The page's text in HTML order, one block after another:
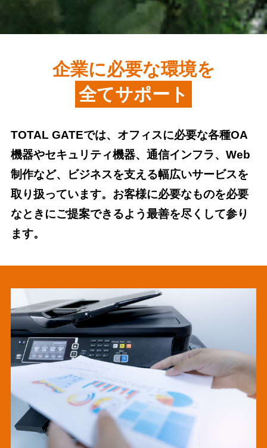
企業に必要な環境を
全てサポート
TOTAL GATEでは、オフィスに必要な各種OA
機器やセキュリティ機器、通信インフラ、Web
制作など、ビジネスを支える幅広いサービスを
取り扱っています。お客様に必要なものを必要
なときにご提案できるよう最善を尽くして参り
ます。